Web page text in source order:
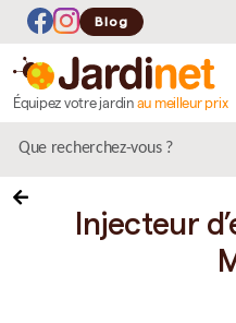
Blog
Équipez votre jardin au meilleur prix
Injecteur